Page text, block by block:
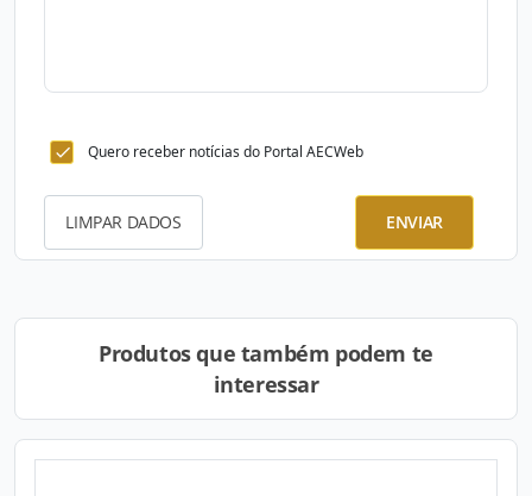
Quero receber notícias do Portal AECWeb
LIMPAR DADOS ENVIAR
Produtos que também podem te
interessar